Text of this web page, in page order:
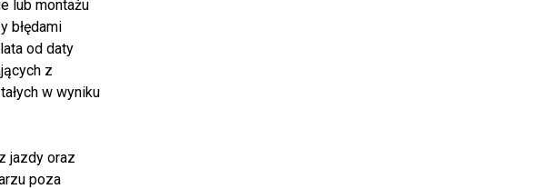
lub montażu
błędami
od daty
z
w wyniku
jazdy oraz
poza